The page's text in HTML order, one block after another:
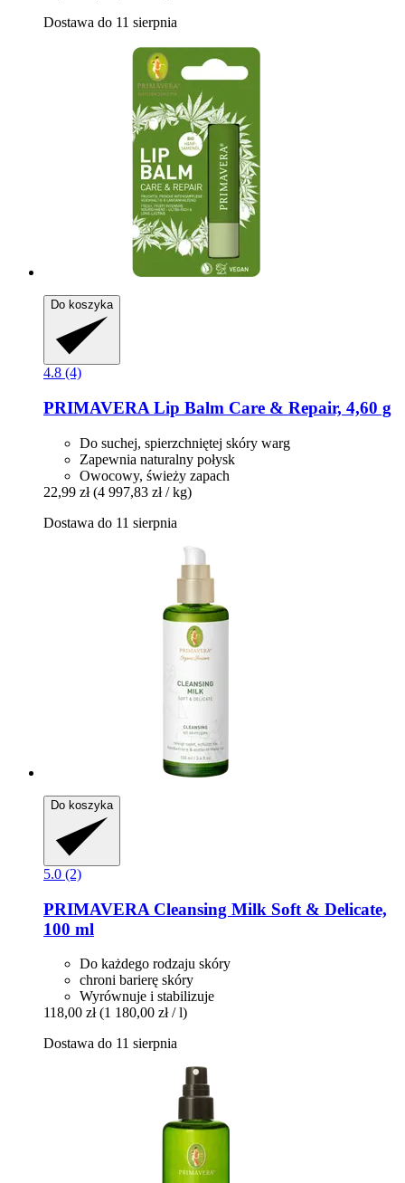
Dostawa do 11 sierpnia
Do koszyka
4.8 (4)
PRIMAVERA Lip Balm Care & Repair, 4,60 g
Do suchej, spierzchniętej skóry warg
Zapewnia naturalny połysk
Owocowy, świeży zapach
22,99 zł (4 997,83 zł / kg)
Dostawa do 11 sierpnia
Do koszyka
5.0 (2)
PRIMAVERA Cleansing Milk Soft & Delicate,
100 ml
Do każdego rodzaju skóry
chroni barierę skóry
Wyrównuje i stabilizuje
118,00 zł (1 180,00 zł / l)
Dostawa do 11 sierpnia